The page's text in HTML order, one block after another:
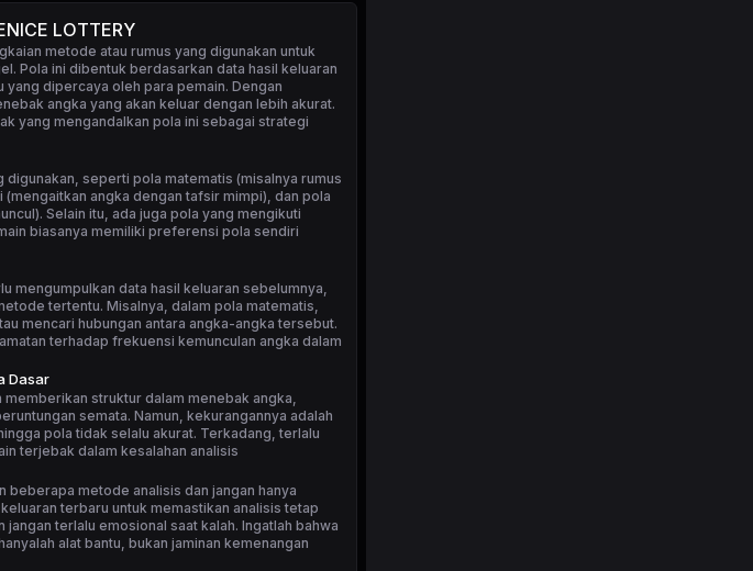
LOTTERY
metode atau rumus yang digunakan untuk
Pola ini dibentuk berdasarkan data hasil keluaran
dipercaya oleh para pemain. Dengan
angka yang akan keluar dengan lebih akurat.
yang mengandalkan pola ini sebagai strategi
seperti pola matematis (misalnya rumus
angka dengan tafsir mimpi), dan pola
Selain itu, ada juga pola yang mengikuti
biasanya memiliki preferensi pola sendiri
mengumpulkan data hasil keluaran sebelumnya,
tertentu. Misalnya, dalam pola matematis,
mencari hubungan antara angka-angka tersebut.
terhadap frekuensi kemunculan angka dalam
Dasar
struktur dalam menebak angka,
semata. Namun, kekurangannya adalah
pola tidak selalu akurat. Terkadang, terlalu
terjebak dalam kesalahan analisis
metode analisis dan jangan hanya
terbaru untuk memastikan analisis tetap
terlalu emosional saat kalah. Ingatlah bahwa
alat bantu, bukan jaminan kemenangan